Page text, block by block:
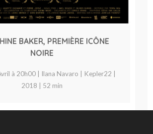
BAKER, PREMIÈRE ICÔNE
NOIRE
à 20h00 | Ilana Navaro | Kepler22 |
2018 | 52 min